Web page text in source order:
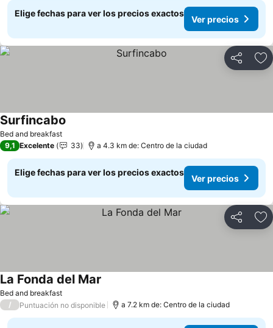
Elige fechas para ver los precios exactos
Ver precios
Compartir
Bed and breakfast
Surfincabo
9,1 Excelente 33 a 4.3 km de: Centro de la ciudad
Elige fechas para ver los precios exactos
Ver precios
Compartir
Bed and breakfast
La Fonda del Mar
/ Puntuación no disponible a 7.2 km de: Centro de la ciudad